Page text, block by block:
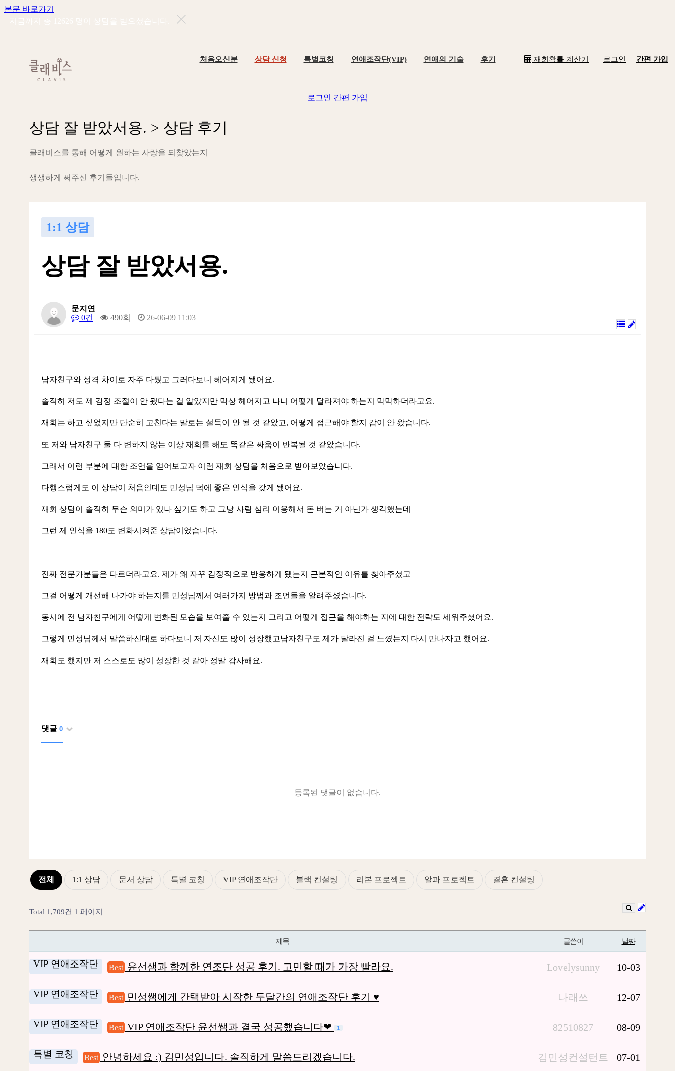
본문 바로가기
재회확률 계산기 로그인 | 간편 가입
처음오신분 상담 신청 특별코칭 연애조작단(VIP) 연애의 기술 후기
로그인 간편 가입
상담 잘 받았서용. > 상담 후기
클래 비 스를 통해 어 떻게 원하는 사랑을 되 찾았는지
생생하게 써 주신 후기 들입니 다.
1:1 상담
상담 잘 받았서용.
문지연
0건
490회 26-06-09 11:03
남자친구와 성격 차이로 자주 다퉜고 그러다보니 헤어지게 됐어요.
솔직히 저도 제 감정 조절이 안 됐다는 걸 알았지만 막상 헤어지고 나니 어떻게 달라져야 하는지 막막하더라고요.
재회는 하고 싶었지만 단순히 고친다는 말로는 설득이 안 될 것 같았고, 어떻게 접근해야 할지 감이 안 왔습니다.
또 저와 남자친구 둘 다 변하지 않는 이상 재회를 해도 똑같은 싸움이 반복될 것 같았습니다.
그래서 이런 부분에 대한 조언을 얻어보고자 이런 재회 상담을 처음으로 받아보았습니다.
다행스럽게도 이 상담이 처음인데도 민성님 덕에 좋은 인식을 갖게 됐어요.
재회 상담이 솔직히 무슨 의미가 있나 싶기도 하고 그냥 사람 심리 이용해서 돈 버는 거 아닌가 생각했는데
그런 제 인식을 180도 변화시켜준 상담이었습니다.
진짜 전문가분들은 다르더라고요. 제가 왜 자꾸 감정적으로 반응하게 됐는지 근본적인 이유를 찾아주셨고
그걸 어떻게 개선해 나가야 하는지를 민성님께서 여러가지 방법과 조언들을 알려주셨습니다.
동시에 전 남자친구에게 어떻게 변화된 모습을 보여줄 수 있는지 그리고 어떻게 접근을 해야하는 지에 대한 전략도 세워주셨어요.
그렇게 민성님께서 말씀하신대로 하다보니 저 자신도 많이 성장했고남자친구도 제가 달라진 걸 느꼈는지 다시 만나자고 했어요.
재회도 했지만 저 스스로도 많이 성장한 것 같아 정말 감사해요.
댓글 0
등록된 댓글이 없습니다.
전체 1:1 상담 문서 상담 특별 코칭 VIP 연애조작단 블랙 컨설팅 리본 프로젝트 알파 프로젝트 결혼 컨설팅
Total 1,709건 1 페이지
제목 글쓴이 날짜
VIP 연애조작단 Best 윤선샘과 함께한 연조단 성공 후기. 고민할 때가 가장 빨라요. Lovelysunny 10-03
VIP 연애조작단 Best 민성쌤에게 간택받아 시작한 두달간의 연애조작단 후기 ♥ 나래쓰 12-07
VIP 연애조작단 Best VIP 연애조작단 윤선쌤과 결국 성공했습니다❤ 1 82510827 08-09
특별 코칭 Best 안녕하세요 :) 김민성입니다. 솔직하게 말씀드리겠습니다. 김민성컨설턴트 07-01